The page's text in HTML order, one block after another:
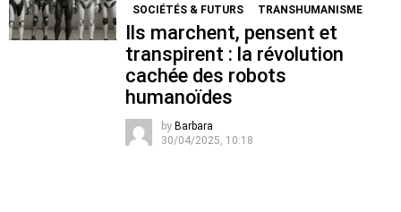
SOCIÉTÉS & FUTURS
TRANSHUMANISME
Ils marchent, pensent et
transpirent : la révolution
cachée des robots
humanoïdes
by Barbara
30/04/2025, 10:18